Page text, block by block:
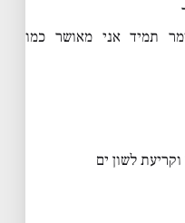
תמיד אני מאושר כמו
לשון ים